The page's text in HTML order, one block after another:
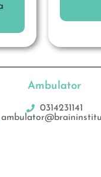
Ambulator
0314231141